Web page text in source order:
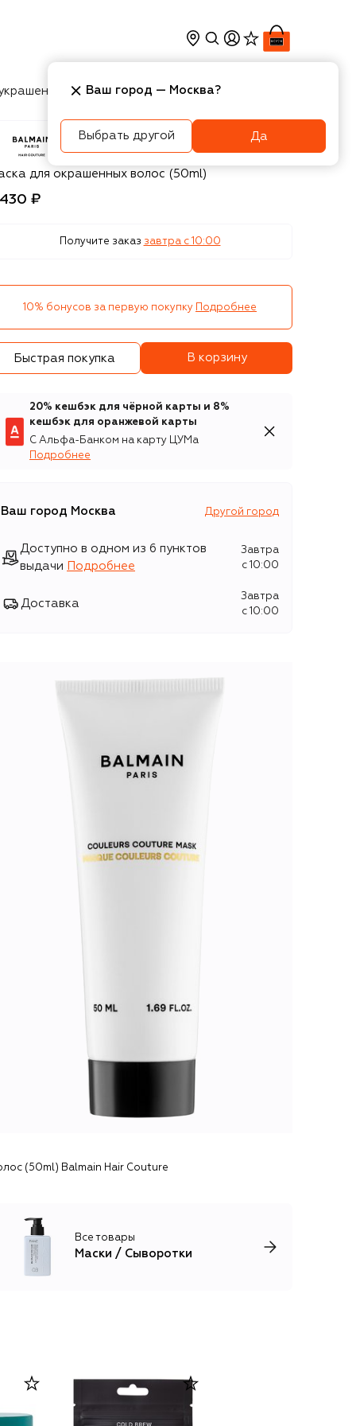
Косметика Интерьер
Hair Couture
для окрашенных волос (50ml)
₽
Получите заказ завтра c 10:00
10% бонусов за первую покупку Подробнее
Быстрая покупка В корзину
20% кешбэк для чёрной карты и 8%
кешбэк для оранжевой карты
С Альфа-Банком на карту ЦУМа
Подробнее
Ваш город Москва Другой город
Доступно в одном из 6 пунктов
выдачи
Подробнее
Завтра
c 10:00
Доставка
Завтра
c 10:00
(50ml) Balmain Hair Couture
Все товары
Маски / Сыворотки
Ваш город — Москва?
Выбрать другой Да